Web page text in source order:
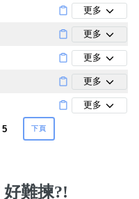
更多
更多
更多
更多
更多
5 下頁
好難揀?!